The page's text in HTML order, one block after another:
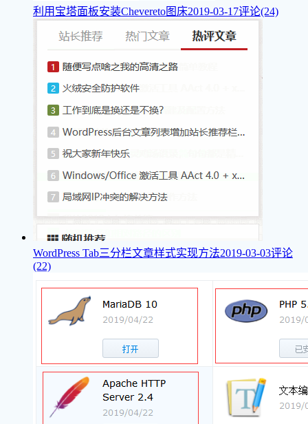
利用宝塔面板安装Chevereto图床2019-03-17评论(24)
WordPress Tab三分栏文章样式实现方法2019-03-03评论
(22)